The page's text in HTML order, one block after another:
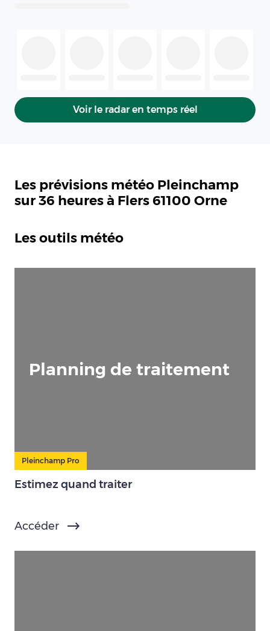
Voir le radar en temps réel
Les prévisions météo Pleinchamp
sur 36 heures à Flers 61100 Orne
Les outils météo
Planning de traitement
Pleinchamp Pro
Estimez quand traiter
Accéder